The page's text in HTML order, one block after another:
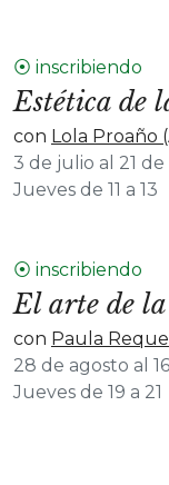
⦿ inscribiendo
Estética de
con Lola Proaño
3 de julio al 21
Jueves de 11 a 13
⦿ inscribiendo
El arte de
con Paula
28 de agosto al
Jueves de 19 a 21